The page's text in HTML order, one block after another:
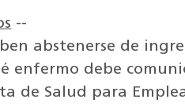
--
abstenerse de
enfermo debe
de Salud para